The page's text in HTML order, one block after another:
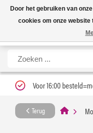
Nieuwe levertijd: 1 tot 3
Carfume met
Voor 16:00
Terug
Door het gebruiken van
cookies om onze website